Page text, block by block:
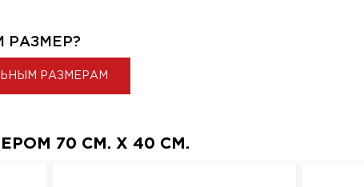
РАЗМЕРАМ
70 СМ. X 40 СМ.